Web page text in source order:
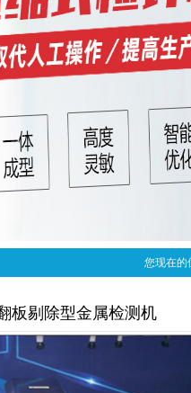
您现在的
板剔除型金属检测机